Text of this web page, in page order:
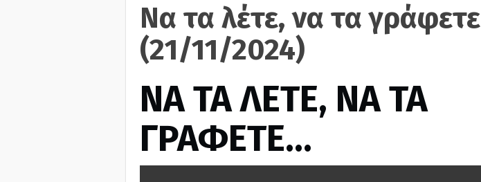
Να τα λέτε, να τα γράφετε
(21/11/2024)
ΝΑ ΤΑ ΛΕΤΕ, ΝΑ ΤΑ
ΓΡΑΦΕΤΕ…